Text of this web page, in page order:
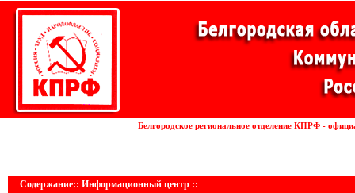
Белгородское региональное отделение КПРФ -
Содержание:: Информационный центр ::